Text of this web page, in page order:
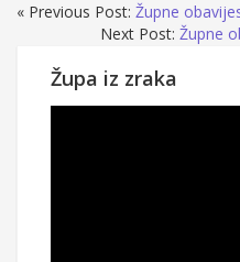
« Previous Post: Župne
Next Post: Župne
Župa iz zraka